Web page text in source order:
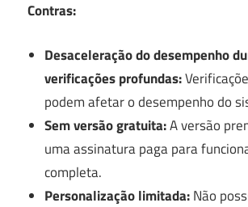
Contras:
Desaceleração do desempenho
verificações profundas:
podem afetar o desempenho do
Sem versão gratuita:A versão
uma assinatura paga para
completa.
Personalização limitada:Não